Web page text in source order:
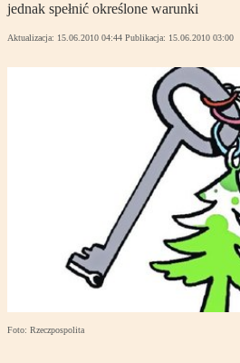
jednak spełnić określone warunki
Aktualizacja: 15.06.2010 04:44 Publikacja: 15.06.2010 03:00
Foto: Rzeczpospolita